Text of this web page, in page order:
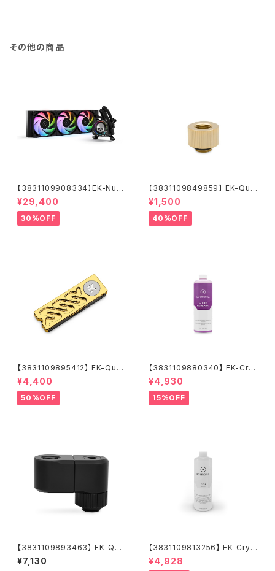
その他の商品
【3831109908334】EK-Nucl
eus AIO CR360 Direct Die
D-RGB - 1700
¥29,400
30%OFF
【3831109849859】 EK-Qua
ntum Torque Extender Stat
ic MF 14 - Gold
¥1,500
40%OFF
【3831109895412】 EK-Quan
tum Convection M.2 NVMe
- Gold
¥4,400
50%OFF
【3831109880340】 EK-Cry
oFuel Solid Electric Purple
(Premix 1000mL)
¥4,930
15%OFF
【3831109893463】 EK-Qua
ntum Torque Double Rotar
y Offset 28 - Black
¥7,130
【3831109813256】 EK-Cryo
Fuel Clear (Premix 1000m
L)
¥4,928